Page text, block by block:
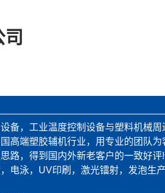
备，工业温度控制设备与塑料机械
高端塑胶辅机行业，用专业的团队
路，得到国内外新老客户的一致好
电泳，UV印刷，激光镭射，发泡